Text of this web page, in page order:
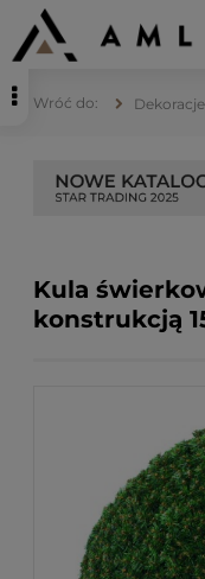
Kula
konstrukcją